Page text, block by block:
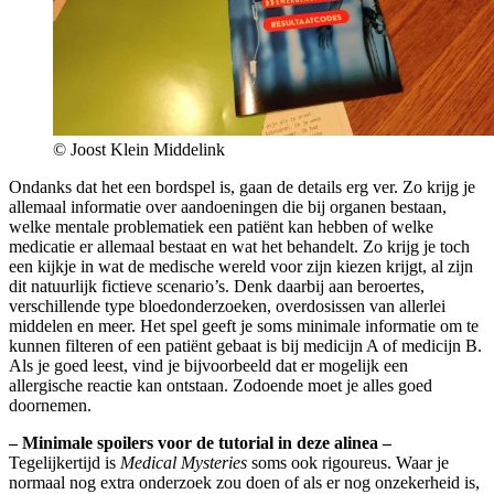
© Joost Klein Middelink
Ondanks dat het een bordspel is, gaan de details erg ver. Zo krijg je
allemaal informatie over aandoeningen die bij organen bestaan,
welke mentale problematiek een patiënt kan hebben of welke
medicatie er allemaal bestaat en wat het behandelt. Zo krijg je toch
een kijkje in wat de medische wereld voor zijn kiezen krijgt, al zijn
dit natuurlijk fictieve scenario’s. Denk daarbij aan beroertes,
verschillende type bloedonderzoeken, overdosissen van allerlei
middelen en meer. Het spel geeft je soms minimale informatie om te
kunnen filteren of een patiënt gebaat is bij medicijn A of medicijn B.
Als je goed leest, vind je bijvoorbeeld dat er mogelijk een
allergische reactie kan ontstaan. Zodoende moet je alles goed
doornemen.
– Minimale spoilers voor de tutorial in deze alinea –
Tegelijkertijd is Medical Mysteries soms ook rigoureus. Waar je
normaal nog extra onderzoek zou doen of als er nog onzekerheid is,